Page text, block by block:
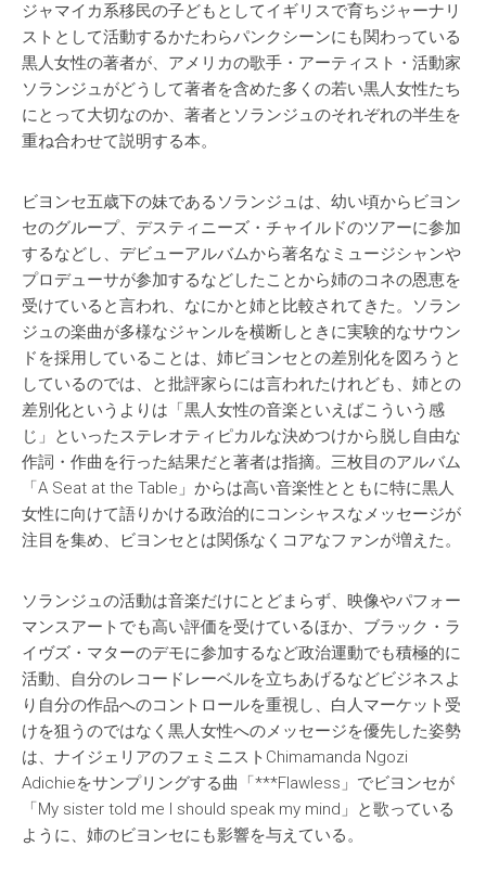
ジャマイカ系移民の子どもとしてイギリスで育ちジャーナリ
ストとして活動するかたわらパンクシーンにも関わっている
黒人女性の著者が、アメリカの歌手・アーティスト・活動家
ソランジュがどうして著者を含めた多くの若い黒人女性たち
にとって大切なのか、著者とソランジュのそれぞれの半生を
重ね合わせて説明する本。
ビヨンセ五歳下の妹であるソランジュは、幼い頃からビヨン
セのグループ、デスティニーズ・チャイルドのツアーに参加
するなどし、デビューアルバムから著名なミュージシャンや
プロデューサが参加するなどしたことから姉のコネの恩恵を
受けていると言われ、なにかと姉と比較されてきた。ソラン
ジュの楽曲が多様なジャンルを横断しときに実験的なサウン
ドを採用していることは、姉ビヨンセとの差別化を図ろうと
しているのでは、と批評家らには言われたけれども、姉との
差別化というよりは「黒人女性の音楽といえばこういう感
じ」といったステレオティピカルな決めつけから脱し自由な
作詞・作曲を行った結果だと著者は指摘。三枚目のアルバム
「A Seat at the Table」からは高い音楽性とともに特に黒人
女性に向けて語りかける政治的にコンシャスなメッセージが
注目を集め、ビヨンセとは関係なくコアなファンが増えた。
ソランジュの活動は音楽だけにとどまらず、映像やパフォー
マンスアートでも高い評価を受けているほか、ブラック・ラ
イヴズ・マターのデモに参加するなど政治運動でも積極的に
活動、自分のレコードレーベルを立ちあげるなどビジネスよ
り自分の作品へのコントロールを重視し、白人マーケット受
けを狙うのではなく黒人女性へのメッセージを優先した姿勢
は、ナイジェリアのフェミニストChimamanda Ngozi
Adichieをサンプリングする曲「***Flawless」でビヨンセが
「My sister told me I should speak my mind」と歌っている
ように、姉のビヨンセにも影響を与えている。